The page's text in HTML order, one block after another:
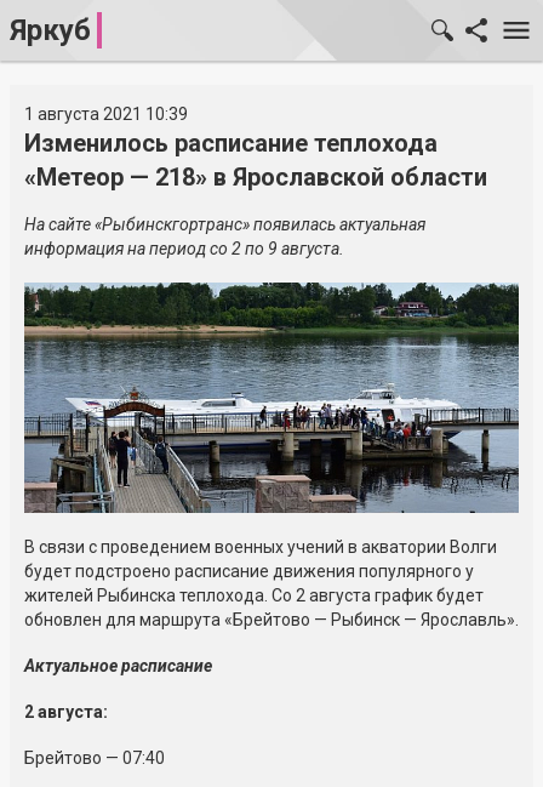
Яркуб
1 августа 2021 10:39
Изменилось расписание теплохода
«Метеор — 218» в Ярославской области
На сайте«Рыбинскгортранс» появилась актуальная
информация на период со 2 по 9 августа.
В связи с проведением военных учений в акватории Волги
будет подстроено расписание движения популярного у
жителей Рыбинска теплохода. Со 2 августа график будет
обновлен для маршрута «Брейтово — Рыбинск — Ярославль».
Актуальное расписание
2 августа:
Брейтово — 07:40